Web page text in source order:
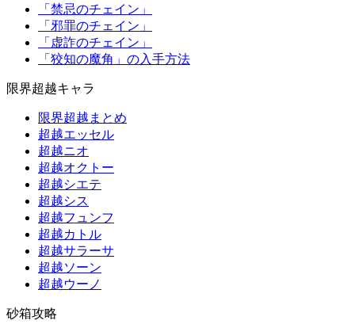
「禁忌のチェイン」
「邪罪のチェイン」
「虚詐のチェイン」
「狡知の魔角」の入手方法
限界超越キャラ
限界超越まとめ
超越エッセル
超越ニオ
超越オクトー
超越シエテ
超越シス
超越フュンフ
超越カトル
超越サラーサ
超越ソーン
超越ウーノ
砂箱攻略